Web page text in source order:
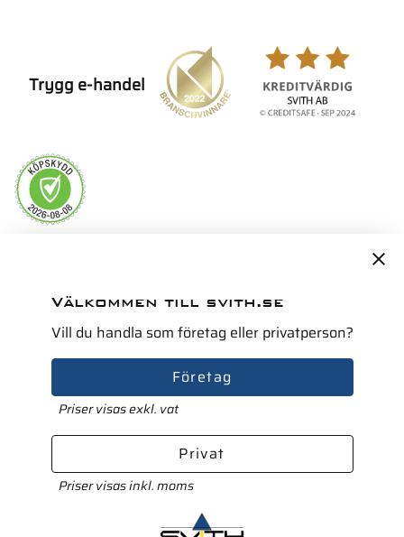
Trygg e-handel
Välkommen till svith.se
Vill du handla som företag eller privatperson?
Företag
Priser visas exkl. vat
Privat
Priser visas inkl. moms